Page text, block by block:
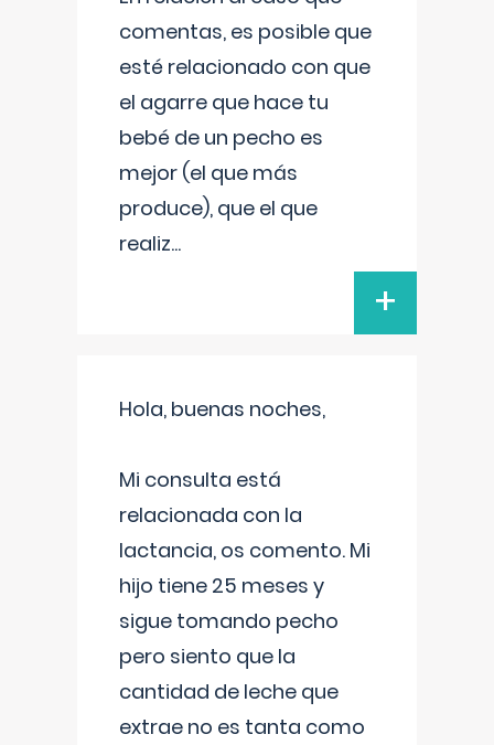
comentas, es posible que
esté relacionado con que
el agarre que hace tu
bebé de un pecho es
mejor (el que más
produce), que el que
realiz...
+
Hola, buenas noches,
Mi consulta está
relacionada con la
lactancia, os comento. Mi
hijo tiene 25 meses y
sigue tomando pecho
pero siento que la
cantidad de leche que
extrae no es tanta como